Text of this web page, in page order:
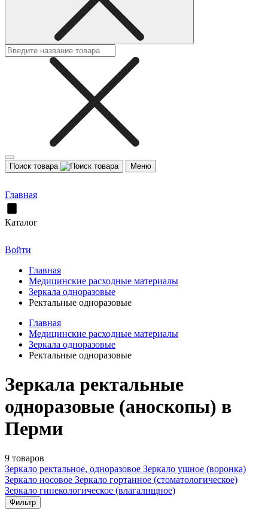
Поиск товара Меню
Главная
Каталог
Войти
Главная
Медицинские расходные материалы
Зеркала одноразовые
Ректальные одноразовые
Главная
Медицинские расходные материалы
Зеркала одноразовые
Ректальные одноразовые
Зеркала ректальные
одноразовые (аноскопы) в
Перми
9 товаров
Зеркало ректальное, одноразовое Зеркало ушное (воронка)
Зеркало носовое Зеркало гортанное (стоматологическое)
Зеркало гинекологическое (влагалищное)
Фильтр